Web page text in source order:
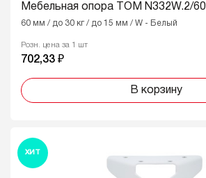
Мебельная опора ТОМ N332W.2/60
60 мм / до 30 кг / до 15 мм / W - Белый
Розн. цена за 1 шт
702,33 ₽
В корзину
ХИТ